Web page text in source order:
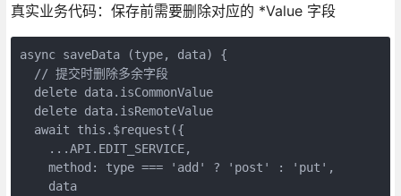
真实业务代码：保存前需要删除对应的 *Value 字段
async saveData (type, data) {
  // 提交时删除多余字段
  delete data.isCommonValue
  delete data.isRemoteValue
  await this.$request({
    ...API.EDIT_SERVICE,
    method: type === 'add' ? 'post' : 'put',
    data